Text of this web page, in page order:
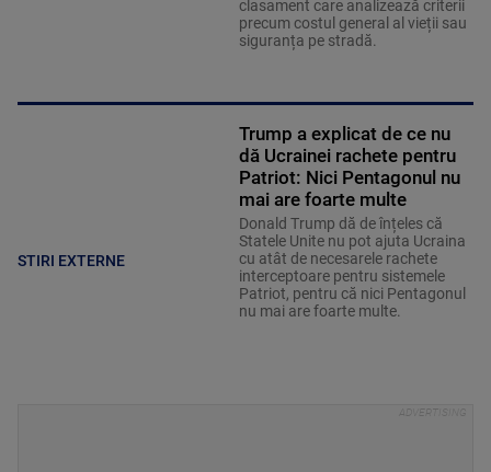
clasament care analizează criterii
precum costul general al vieții sau
siguranța pe stradă.
STIRI EXTERNE
Trump a explicat de ce nu
dă Ucrainei rachete pentru
Patriot: Nici Pentagonul nu
mai are foarte multe
Donald Trump dă de înțeles că
Statele Unite nu pot ajuta Ucraina
cu atât de necesarele rachete
interceptoare pentru sistemele
Patriot, pentru că nici Pentagonul
nu mai are foarte multe.